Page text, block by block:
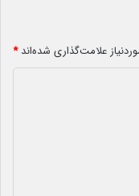
علامت‌گذاری شده‌اند*